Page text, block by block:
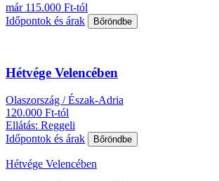
már 115.000 Ft-tól
Időpontok és árak
Bőröndbe
Hétvége Velencében
Olaszország / Észak-Adria
120.000 Ft-tól
Ellátás: Reggeli
Időpontok és árak
Bőröndbe
Hétvége Velencében